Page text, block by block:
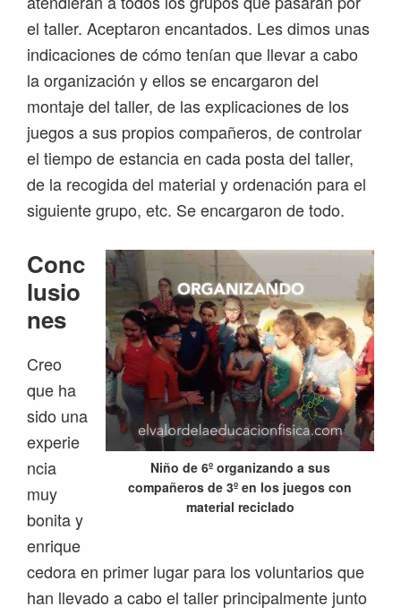
el taller. Aceptaron encantados. Les dimos unas
indicaciones de cómo tenían que llevar a cabo
la organización y ellos se encargaron del
montaje del taller, de las explicaciones de los
juegos a sus propios compañeros, de controlar
el tiempo de estancia en cada posta del taller,
de la recogida del material y ordenación para el
siguiente grupo, etc. Se encargaron de todo.
Niño de 6º organizando a sus
compañeros de 3º en los juegos con
material reciclado
Conc
lusio
nes
Creo
que ha
sido una
experie
ncia
muy
bonita y
enrique
cedora en primer lugar para los voluntarios que
han llevado a cabo el taller principalmente junto